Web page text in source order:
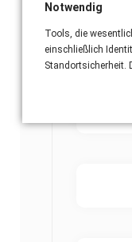
Notwendig
Tools, die
einschließlich
Standortsicherheit.